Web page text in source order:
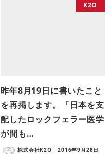
K2O
昨年8月19日に書いたこと
を再掲します。「日本を支
配したロックフェラー医学
が間も…
株式会社K2O 2016年9月28日